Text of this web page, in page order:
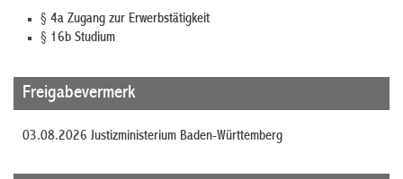
§ 4a Zugang zur Erwerbstätigkeit
§ 16b Studium
Freigabevermerk
03.08.2026 Justizministerium Baden-Württemberg